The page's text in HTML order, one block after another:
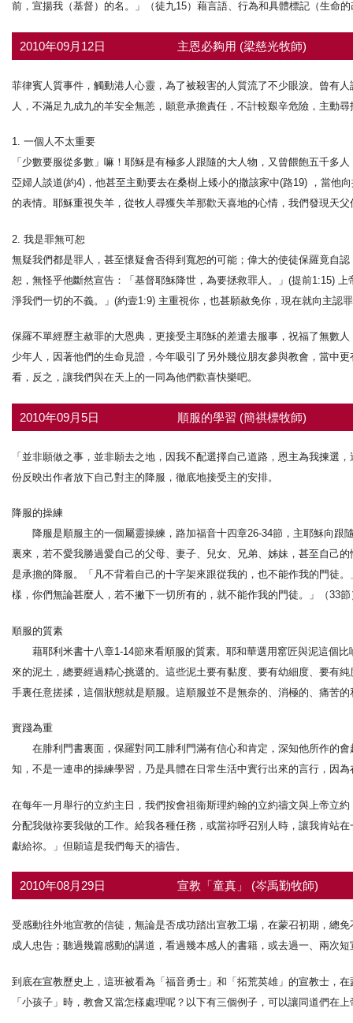
前，宣揚我（基督）的名。」（徒九15）藉言語、行為和具體標記（生命
2010年09月12日 主恩必夠用 (梁慈光牧師)
菲律賓人質事件，觸動港人心靈，為了被殺害的人質流了不少眼淚。曾有
人，不滿足九成九的羊安全無恙，願意承擔責任，不計較艱辛危險，主動
1. 一個人不太重要
「少數要服從多數」嘛！耶穌是有極多人跟隨的大人物，又曾餵飽五千多
亞婦人談道(約4)，他甚至主動要去在桑樹上矮小的撒該家中(路19) ，當他
的表情。耶穌重視失羊，從牧人尋獲失羊那歡天喜地的心情，我們發現天
2. 我是罪無可恕
無疑我們都是罪人，甚至懷疑會否得到寬恕的可能；偉大的使徒保羅竟自
恕，無怪乎他斷然宣告：「基督耶穌降世，為要拯救罪人。」(提前1:15)
淨我們一切的不義。」(約壹1:9) 主重視你，也甚願赦免你，現在就向主認
保羅不單經歷主赦罪的大恩典，更接受主耶穌的差遣去服事，祝福了無數
少年人，因著他們的生命見證，今年吸引了另外幾位朋友參與教會，當中
看，反之，讓我們與在天上的一同為他們歡喜快樂吧。
2010年09月5日 順服的學習 (簡祺標牧師)
「並非願做之事，並非願去之地，因我不配選擇自己道路，恩主為我揀選
份反映出作者放下自己對主的降服，徹底地接受主的安排。
降服的操練
降服是順服主的一個屬靈操練，路加福音十四章26-34節，主耶穌向跟
裏來，若不愛我勝過愛自己的父母、妻子、兒女、兄弟、姊妹，甚至自己
是承擔的降服。「凡不背着自己的十字架來跟從我的，也不能作我的門徒
樣，你們無論甚麼人，若不撇下一切所有的，就不能作我的門徒。」（33
順服的質素
藉耶利米書十八章1-14節來看順服的質素。耶和華選用窰匠與泥這個比
來的泥土，總要經過精心挑選的。這些泥土要有黏度、要有幼細度、要有
手裏任意搓揉，這個狀態就是順服。這順服並不是無奈的、消極的、痛苦
實踐為重
在腓利門書裏面，保羅對同工腓利門滿有信心和肯定，深知他所作的會
知，不是一連串的操練學習，乃是具體在日常生活中實行出來的言行，因
在每年一月舉行的立約主日，我們按會祖衞斯理約翰的立約禱文與上帝立
分配我做祢要我做的工作。給我各種任務，或當祢呼召別人時，讓我肯站
獻給祢。」但願這是我們每天的禱告。
2010年08月29日 宣教「童真」 (岑禹勤牧師)
受感動往外地宣教的信徒，無論是否成功踏出宣教工場，在蒙召初期，總
成人忠告；聽過幾篇感動的講道，看過幾本感人的書籍，或去過一、兩次
到底在宣教歷史上，這班被看為「福音勇士」和「拓荒英雄」的宣教士，
「小孩子」時，教會又當怎樣處理呢？以下有三個例子，可以讓同道們在